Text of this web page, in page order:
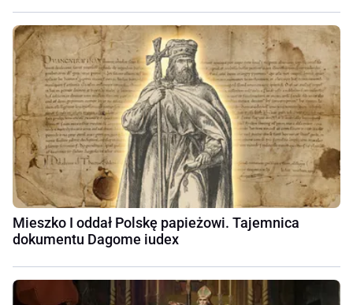
Mieszko I oddał Polskę papieżowi. Tajemnica
dokumentu Dagome iudex